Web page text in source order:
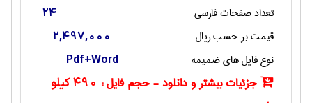
تعداد صفحات فارسی 24
قیمت بر حسب ریال 2,497,000
نوع فایل های ضمیمه Pdf+Word
جزئیات بیشتر و دانلود - حجم فایل :
490 کیلو